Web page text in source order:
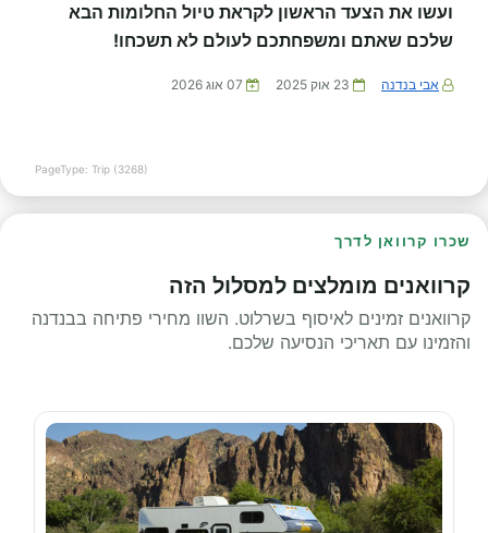
ועשו את הצעד הראשון לקראת טיול החלומות הבא
שלכם שאתם ומשפחתכם לעולם לא תשכחו!
אבי בנדנה 23 אוק 2025 07 אוג 2026
PageType: Trip (3268)
שכרו קרוואן לדרך
קרוואנים מומלצים למסלול הזה
קרוואנים זמינים לאיסוף בשרלוט. השוו מחירי פתיחה בבנדנה
והזמינו עם תאריכי הנסיעה שלכם.